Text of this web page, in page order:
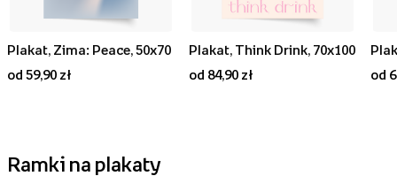
Plakat, Zima: Peace, 50x70
od 59,90 zł
Plakat, Think Drink, 70x100
od 84,90 zł
od
Ramki na plakaty